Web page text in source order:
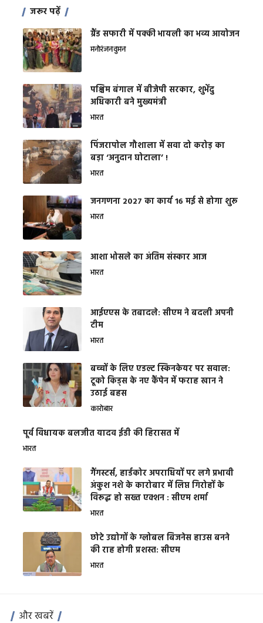
जरूर पढ़ें
ग्रैंड सफारी में पक्की भायली का भव्य आयोजन
मनोरंजनवुमन
पश्चिम बंगाल में बीजेपी सरकार, शुभेंदु
अधिकारी बने मुख्यमंत्री
भारत
​पिंजरापोल गौशाला में सवा दो करोड़ का
बड़ा ‘अनुदान घोटाला’ !
भारत
जनगणना 2027 का कार्य 16 मई से होगा शुरू
भारत
आशा भोसले का अंतिम संस्कार आज
भारत
आईएएस के तबादले: सीएम ने बदली अपनी
टीम
भारत
बच्चों के लिए एडल्ट स्किनकेयर पर सवाल:
टूको किड्स के नए कैंपेन में फराह खान ने
उठाई बहस
कारोबार
पूर्व विधायक बलजीत यादव ईडी की हिरासत में
भारत
गैंगस्टर्स, हार्डकोर अपराधियों पर लगे प्रभावी
अंकुश नशे के कारोबार में लिप्त गिरोहों के
विरूद्ध हो सख्त एक्शन : सीएम शर्मा
भारत
छोटे उद्योगों के ग्लोबल बिजनेस हाउस बनने
की राह होगी प्रशस्त: सीएम
भारत
और खबरें